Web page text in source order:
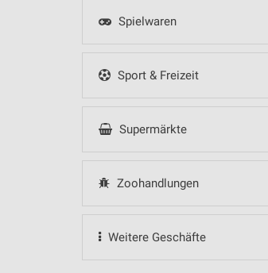
Spielwaren
Sport & Freizeit
Supermärkte
Zoohandlungen
Weitere Geschäfte